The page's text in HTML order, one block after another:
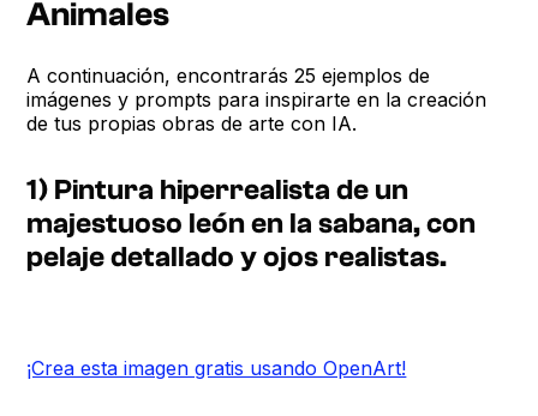
Animales
A continuación, encontrarás 25 ejemplos de
imágenes y prompts para inspirarte en la creación
de tus propias obras de arte con IA.
1) Pintura hiperrealista de un
majestuoso león en la sabana, con
pelaje detallado y ojos realistas.
¡Crea esta imagen gratis usando OpenArt!